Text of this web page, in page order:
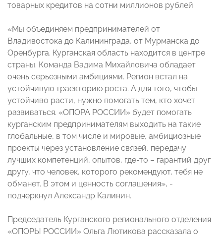
товарных кредитов на сотни миллионов рублей.
«Мы объединяем предпринимателей от
Владивостока до Калининграда, от Мурманска до
Оренбурга. Курганская область находится в центре
страны. Команда Вадима Михайловича обладает
очень серьезными амбициями. Регион встал на
устойчивую траекторию роста. А для того, чтобы
устойчиво расти, нужно помогать тем, кто хочет
развиваться. «ОПОРА РОССИИ» будет помогать
курганским предпринимателям выходить на такие
глобальные, в том числе и мировые, амбициозные
проекты через установление связей, передачу
лучших компетенций, опытов, где-то – гарантий друг
другу, что человек, которого рекомендуют, тебя не
обманет. В этом и ценность соглашения», -
подчеркнул Александр Калинин.
Председатель Курганского регионального отделения
«ОПОРЫ РОССИИ» Ольга Лютикова рассказала о